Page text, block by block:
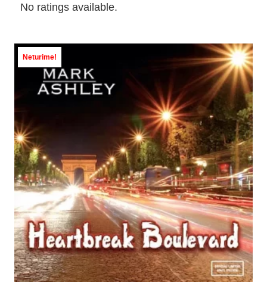
No ratings available.
Neturime!